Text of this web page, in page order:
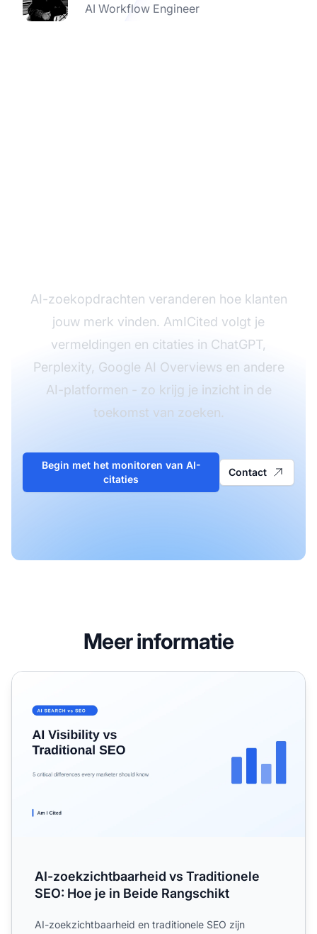
AI Workflow Engineer
AI-zoekopdrachten veranderen hoe klanten
jouw merk vinden. AmICited volgt je
vermeldingen en citaties in ChatGPT,
Perplexity, Google AI Overviews en andere
AI-platformen - zo krijg je inzicht in de
toekomst van zoeken.
Begin met het monitoren van AI-
citaties
Contact
Meer informatie
AI-zoekzichtbaarheid vs Traditionele SEO: Hoe je in
AI-zoekzichtbaarheid vs Traditionele
SEO: Hoe je in Beide Rangschikt
AI-zoekzichtbaarheid en traditionele SEO zijn